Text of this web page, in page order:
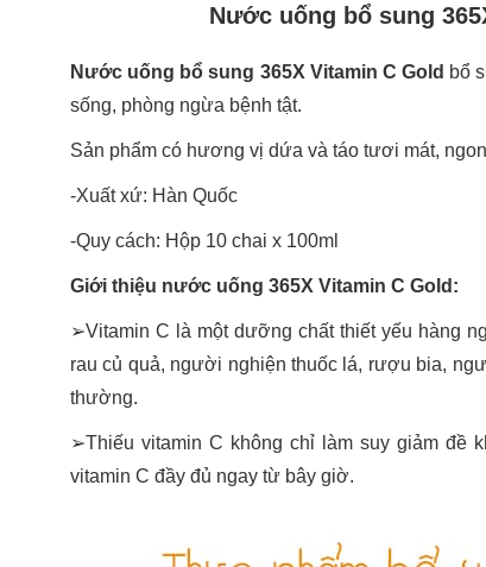
Nước uống bổ sung
Nước uống bổ sung 365X Vitamin C Gold bổ
sống, phòng ngừa bệnh tật.
Sản phẩm có hương vị dứa và táo tươi mát,
-Xuất xứ: Hàn Quốc
-Quy cách: Hộp 10 chai x 100ml
Giới thiệu nước uống 365X Vitamin C Gold:
➢Vitamin C là một dưỡng chất thiết yếu hàng
rau củ quả, người nghiện thuốc lá, rượu bia,
thường.
➢Thiếu vitamin C không chỉ làm suy giảm đề
vitamin C đầy đủ ngay từ bây giờ.